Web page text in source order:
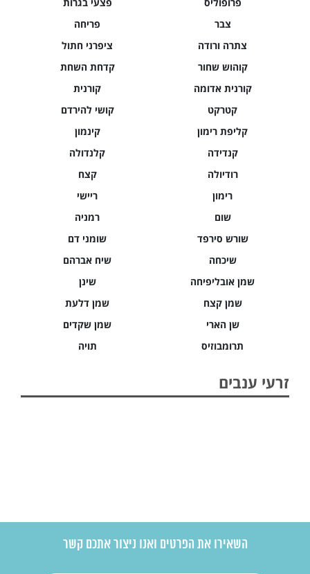
פריחה
צבר
ציפרני חתול
צתרה ורודה
קדחת השחת
קוהוש שחור
קורנית
קורנית אדומה
קושי להירדם
קטרקט
קינמון
קליפת רימון
קלנדולה
קנדידה
קצח
רודיולה
ריישי
רימון
רמניה
שום
שומני דם
שורש סירפד
שיח אברהם
שיכחה
שינן
שמן אובליפיחה
שמן דלעת
שמן קצח
שמן שקדים
שן הארי
תויה
תרומבוזיס
זרעי ענבים
השאירו את הפרטים ואנו ניצור אתכם קשר